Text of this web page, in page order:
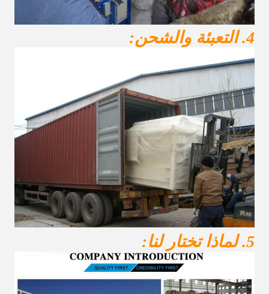
4. التعبئة والشحن:
5. لماذا تختار لنا: